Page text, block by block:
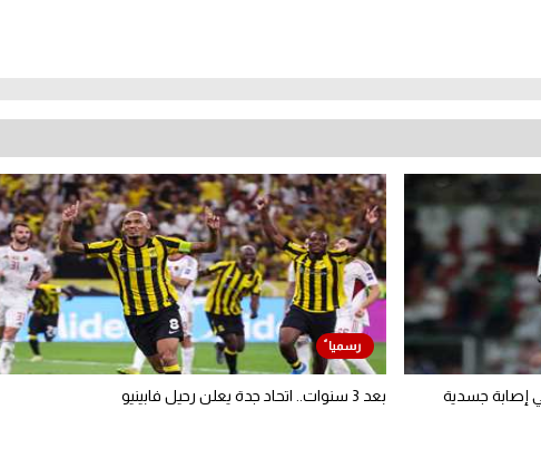
إصابة جسدية بعد 3 سنوات.. اتحاد جدة يعلن رحيل فابينيو